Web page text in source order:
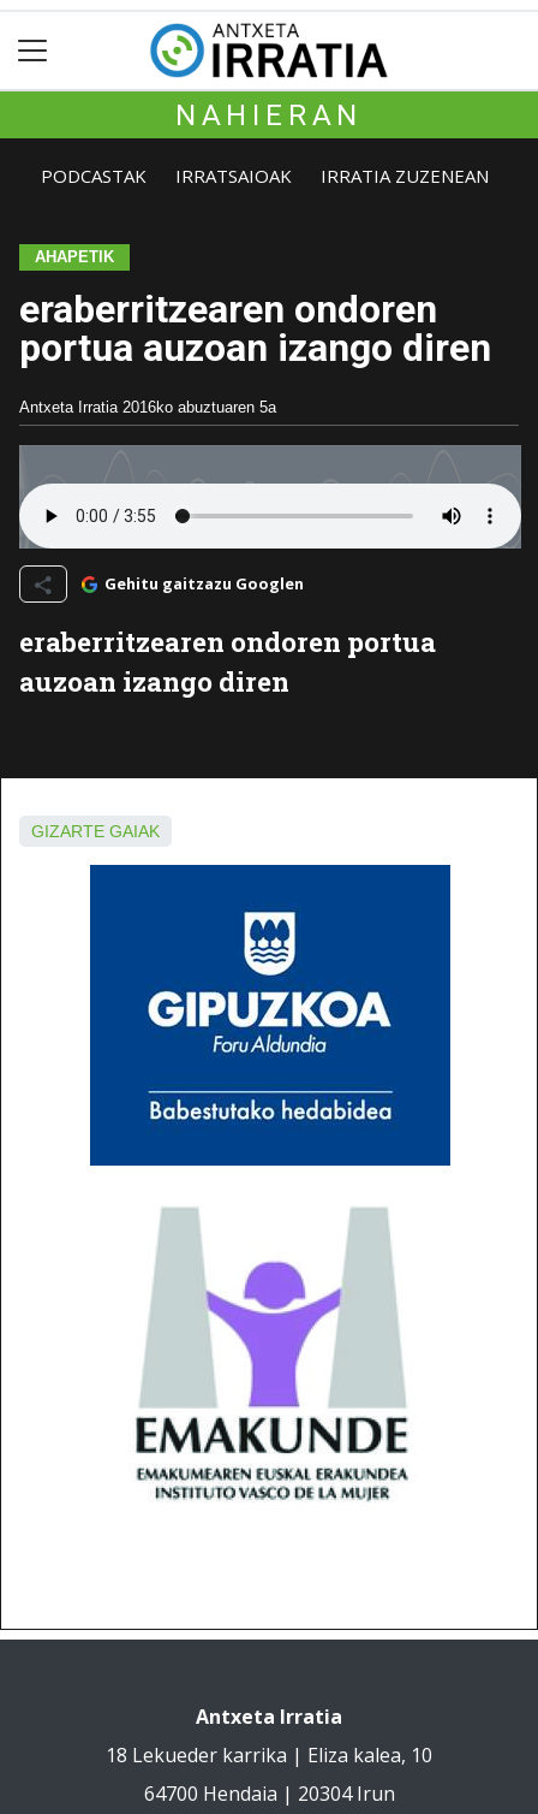
NAHIERAN
PODCASTAK IRRATSAIOAK IRRATIA ZUZENEAN
AHAPETIK
eraberritzearen ondoren
portua auzoan izango diren
Antxeta Irratia 2016ko abuztuaren 5a
Gehitu gaitzazu Googlen
eraberritzearen ondoren portua
auzoan izango diren
GIZARTE GAIAK
Antxeta Irratia
18 Lekueder karrika | Eliza kalea, 10
64700 Hendaia | 20304 Irun